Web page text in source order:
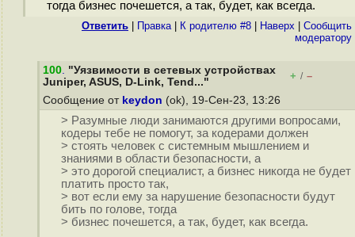
тогда бизнес почешется, а так, будет, как всегда.
Ответить Правка| К родителю #8 Наверх
Cообщить
модератору
100. "Уязвимости в сетевых устройствах
Juniper, ASUS, D-Link, Tend..."
+ / –
Сообщение от keydon (ok), 19-Сен-23, 13:26
> Разумные люди занимаются другими вопросами,
кодеры тебе не помогут, за кодерами должен
> стоять человек с системным мышлением и
знаниями в области безопасности, а
> это дорогой специалист, а бизнес никогда не будет
платить просто так,
> вот если ему за нарушение безопасности будут
бить по голове, тогда
> бизнес почешется, а так, будет, как всегда.